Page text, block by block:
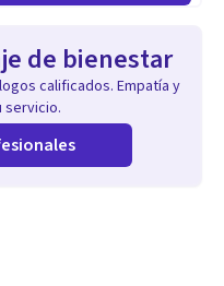
de bienestar
calificados. Empatía y
servicio.